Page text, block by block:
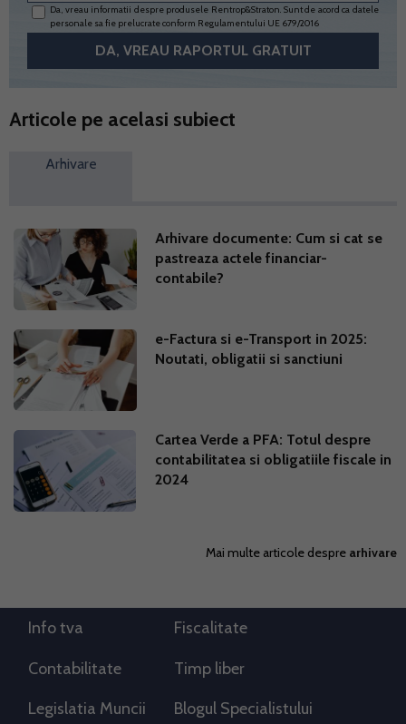
Da, vreau informatii despre produsele Rentrop&Straton. Sunt de acord ca datele
personale sa fie prelucrate conform Regulamentului UE 679/2016
Articole pe acelasi subiect
Arhivare
Arhivare documente: Cum si cat se
pastreaza actele financiar-
contabile?
e-Factura si e-Transport in 2025:
Noutati, obligatii si sanctiuni
Cartea Verde a PFA: Totul despre
contabilitatea si obligatiile fiscale in
2024
Mai multe articole despre arhivare
Info tva Fiscalitate
Contabilitate Timp liber
Legislatia Muncii Blogul Specialistului